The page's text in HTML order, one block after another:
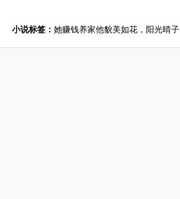
小说标签： 她赚钱养家他貌美如花，阳光晴子